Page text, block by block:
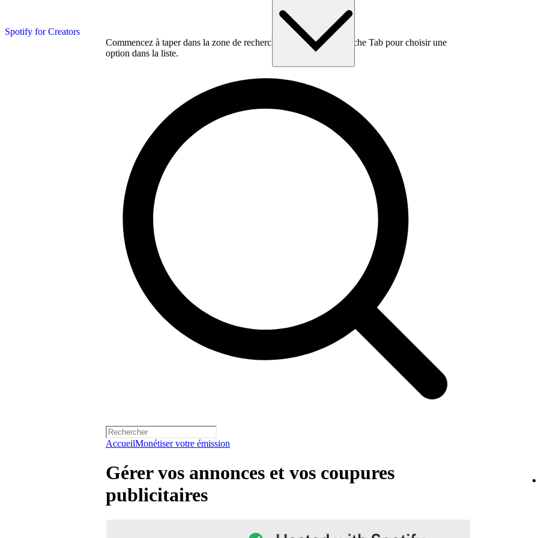
Spotify for Creators
Commencez à taper dans la zone de recherche, puis utilisez la touche Tab pour choisir une
option dans la liste.
AccueilMonétiser votre émission
Gérer vos annonces et vos coupures
publicitaires